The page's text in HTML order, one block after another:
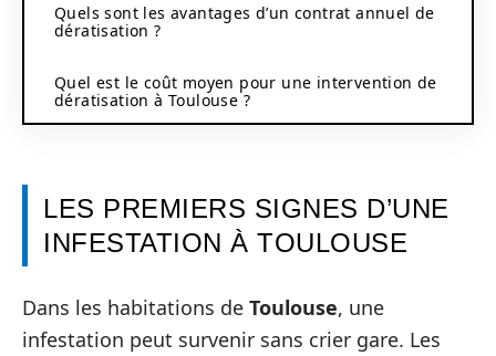
Quels sont les avantages d’un contrat annuel de
dératisation ?
Quel est le coût moyen pour une intervention de
dératisation à Toulouse ?
LES PREMIERS SIGNES D’UNE
INFESTATION À TOULOUSE
Dans les habitations de Toulouse, une
infestation peut survenir sans crier gare. Les